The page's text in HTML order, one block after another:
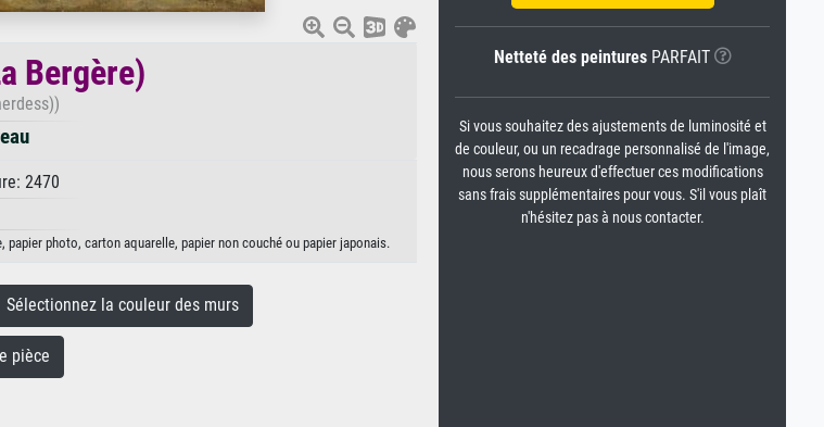
Bergère)
2470
papier photo, carton aquarelle, papier non couché ou papier japonais.
Sélectionnez la couleur des murs
pièce
Netteté des peinturesPARFAIT
Si vous souhaitez des ajustements de luminosité et
de couleur, ou un recadrage personnalisé de l'image,
nous serons heureux d'effectuer ces modifications
sans frais supplémentaires pour vous. S'il vous plaît
n'hésitez pas à nous contacter.